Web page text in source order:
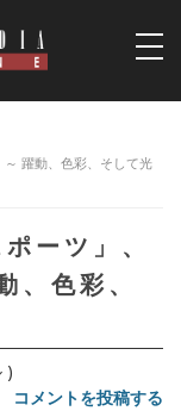
躍動、色彩、そして光
ーツ」、
、色彩、
)
コメントを投稿する